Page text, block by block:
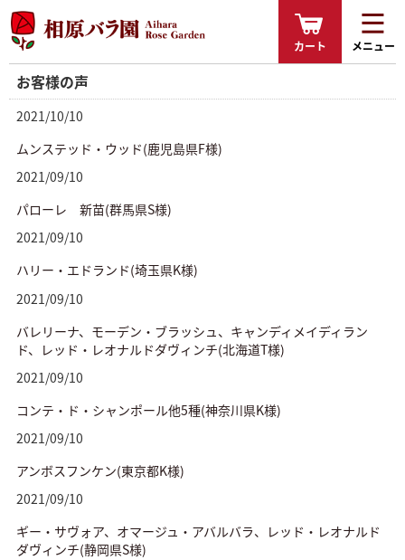
カート メニュー
お客様の声
2021/10/10
ムンステッド・ウッド(鹿児島県F様)
2021/09/10
パローレ 新苗(群馬県S様)
2021/09/10
ハリー・エドランド(埼玉県K様)
2021/09/10
バレリーナ、モーデン・ブラッシュ、キャンディメイディラン
ド、レッド・レオナルドダヴィンチ(北海道T様)
2021/09/10
コンテ・ド・シャンポール他5種(神奈川県K様)
2021/09/10
アンボスフンケン(東京都K様)
2021/09/10
ギー・サヴォア、オマージュ・アバルバラ、レッド・レオナルド
ダヴィンチ(静岡県S様)